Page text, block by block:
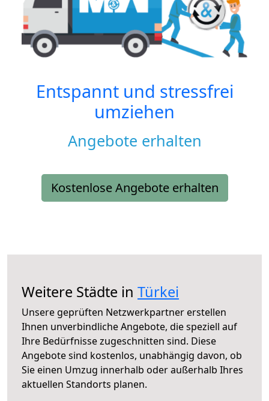
Entspannt und stressfrei
umziehen
Angebote erhalten
Kostenlose Angebote erhalten
Weitere Städte in Türkei
Unsere geprüften Netzwerkpartner erstellen
Ihnen unverbindliche Angebote, die speziell auf
Ihre Bedürfnisse zugeschnitten sind. Diese
Angebote sind kostenlos, unabhängig davon, ob
Sie einen Umzug innerhalb oder außerhalb Ihres
aktuellen Standorts planen.